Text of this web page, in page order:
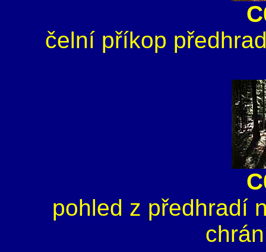
čelní příkop
pohled z předhradí